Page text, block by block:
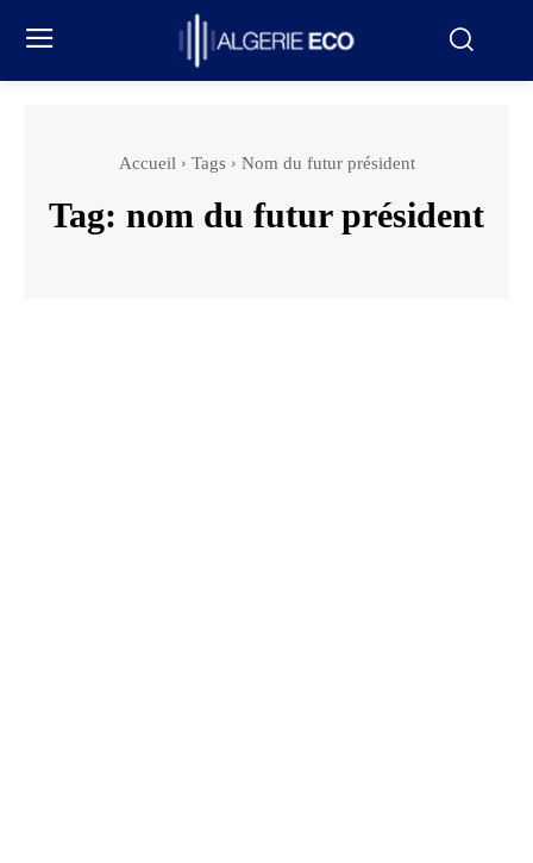
Accueil Tags Nom du futur président
Tag: nom du futur président